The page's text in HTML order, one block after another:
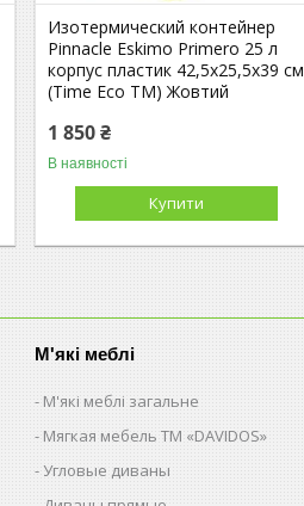
Изотермический контейнер
Pinnacle Eskimo Primero 25 л
корпус пластик 42,5х25,5х39 см
(Time Eco TM) Жовтий
1 850 ₴
В наявності
Купити
М'які меблі
М'які меблі загальне
Мягкая мебель ТМ «DAVIDOS»
Угловые диваны